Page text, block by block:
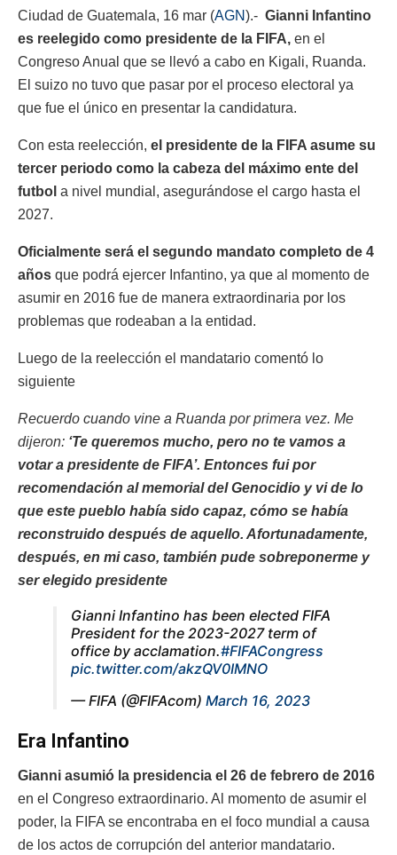
Ciudad de Guatemala, 16 mar (AGN).- Gianni Infantino
es reelegido como presidente de la FIFA, en el
Congreso Anual que se llevó a cabo en Kigali, Ruanda.
El suizo no tuvo que pasar por el proceso electoral ya
que fue el único en presentar la candidatura.
Con esta reelección, el presidente de la FIFA asume su
tercer periodo como la cabeza del máximo ente del
futbol a nivel mundial, asegurándose el cargo hasta el
2027.
Oficialmente será el segundo mandato completo de 4
años que podrá ejercer Infantino, ya que al momento de
asumir en 2016 fue de manera extraordinaria por los
problemas que rodeaban a la entidad.
Luego de la reelección el mandatario comentó lo
siguiente
Recuerdo cuando vine a Ruanda por primera vez. Me
dijeron: ‘Te queremos mucho, pero no te vamos a
votar a presidente de FIFA’. Entonces fui por
recomendación al memorial del Genocidio y vi de lo
que este pueblo había sido capaz, cómo se había
reconstruido después de aquello. Afortunadamente,
después, en mi caso, también pude sobreponerme y
ser elegido presidente
Gianni Infantino has been elected FIFA
President for the 2023-2027 term of
office by acclamation.#FIFACongress
pic.twitter.com/akzQV0IMNO
— FIFA (@FIFAcom) March 16, 2023
Era Infantino
Gianni asumió la presidencia el 26 de febrero de 2016
en el Congreso extraordinario. Al momento de asumir el
poder, la FIFA se encontraba en el foco mundial a causa
de los actos de corrupción del anterior mandatario.